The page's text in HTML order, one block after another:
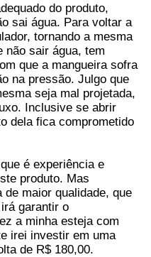
do produto,
sai água. Para voltar a
tornando a mesma
não sair água, tem
que a mangueira sofra
na pressão. Julgo que
seja mal projetada,
Inclusive se abrir
dela fica comprometido
é experiência e
produto. Mas
maior qualidade, que
garantir o
a minha esteja com
irei investir em uma
de R$ 180,00.